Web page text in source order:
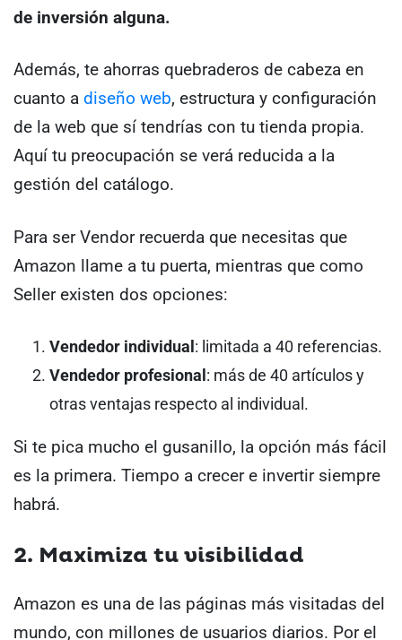
de inversión alguna.
Además, te ahorras quebraderos de cabeza en
cuanto a diseño web, estructura y configuración
de la web que sí tendrías con tu tienda propia.
Aquí tu preocupación se verá reducida a la
gestión del catálogo.
Para ser Vendor recuerda que necesitas que
Amazon llame a tu puerta, mientras que como
Seller existen dos opciones:
Vendedor individual : limitada a 40 referencias.
Vendedor profesional : más de 40 artículos y
otras ventajas respecto al individual.
Si te pica mucho el gusanillo, la opción más fácil
es la primera. Tiempo a crecer e invertir siempre
habrá.
2. Maximiza tu visibilidad
Amazon es una de las páginas más visitadas del
mundo, con millones de usuarios diarios. Por el